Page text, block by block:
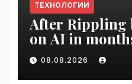
ТЕХНОЛОГИИ
After Rippling
on AI in
employee ROI
VseTime.ru
08.08.2026